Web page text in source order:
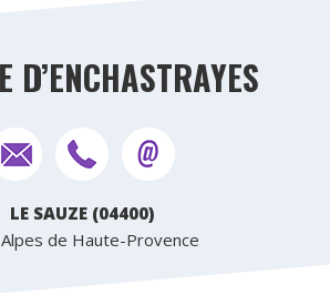
D’ENCHASTRAYES
LE SAUZE (04400)
de Haute-Provence